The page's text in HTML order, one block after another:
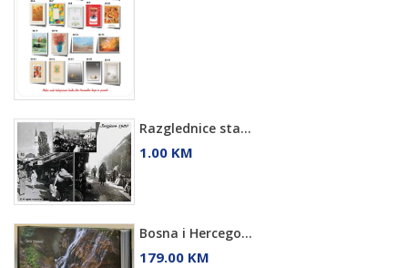
Razglednice sta...
1.00 KM
Bosna i Hercego...
179.00 KM